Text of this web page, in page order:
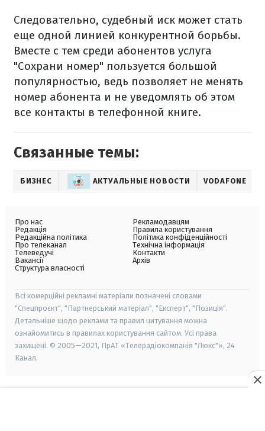
Следовательно, судебный иск может стать
еще одной линией конкурентной борьбы.
Вместе с тем среди абонентов услуга
"Сохрани номер" пользуется большой
популярностью, ведь позволяет не менять
номер абонента и не уведомлять об этом
все контакты в телефонной книге.
Связанные темы:
БИЗНЕС АКТУАЛЬНЫЕ НОВОСТИ VODAFONE
Про нас
Редакція
Редакційна політика
Про телеканал
Телеведучі
Вакансії
Структура власності
Рекламодавцям
Правила користування
Політика конфіденційності
Технічна інформація
Контакти
Архів
Всі комерційні рекламні матеріали позначені словами
"Спецпроєкт", "Партнерський матеріал", "Експерт", "Позиція".
Детальніше щодо реклами та правил цитування можна
ознайомитись в правилах користування сайтом. Усі права
захищені. © 2005—2021, ПрАТ «Телерадіокомпанія "Люкс"», 24
Канал.